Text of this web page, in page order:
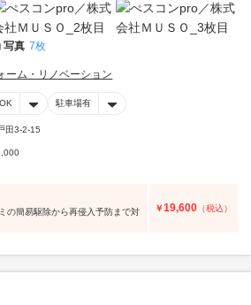
写真 7枚
ーム・リノベーション
駐車場有
田3-2-15
の簡易駆除から再侵入予防まで対
￥19,600 （税込）